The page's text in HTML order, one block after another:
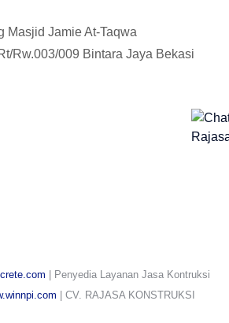
Masjid Jamie At-Taqwa
Rw.003/009 Bintara Jaya Bekasi
| Penyedia Layanan Jasa Kontruksi
| CV. RAJASA KONSTRUKSI